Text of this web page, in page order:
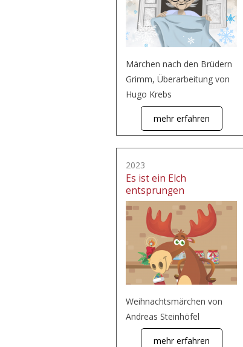
Märchen nach den Brüdern
Grimm, Überarbeitung von
Hugo Krebs
mehr erfahren
2023
Es ist ein Elch
entsprungen
Weihnachtsmärchen von
Andreas Steinhöfel
mehr erfahren